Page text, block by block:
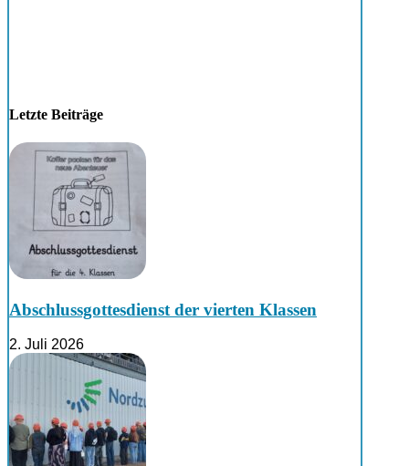
Letzte Beiträge
Abschlussgottesdienst der vierten Klassen
2. Juli 2026